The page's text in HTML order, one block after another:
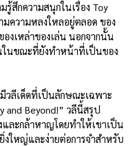
สึกความสนุกในเรื่อง Toy
ความหลงใหลอยู่ตลอด ของ
งเหล่าของเล่น นอกจากนั้น
นขณะที่ยังทำหน้าที่เป็นของ
วลีเด็ดที่เป็นลักษณะเฉพาะ
and Beyond!” วลีนี้สรุป
ละกล้าหาญโดยทำให้เขาเป็น
หญ่และง่ายต่อการจำสำหรับ